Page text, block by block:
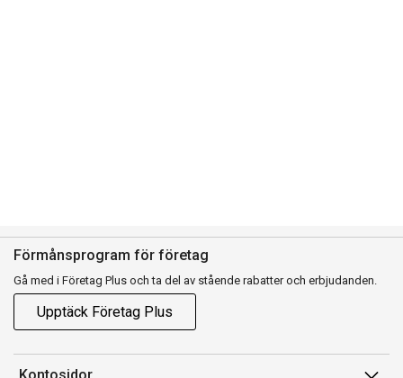
Förmånsprogram för företag
Gå med i Företag Plus och ta del av stående rabatter och erbjudanden.
Upptäck Företag Plus